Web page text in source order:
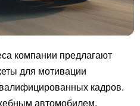
компании предлагают
для мотивации
кадров.
автомобилем,